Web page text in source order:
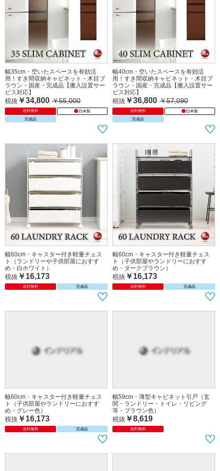
幅35cm・空いたスペースを有効活
用！すき間収納キャビネット・木目ブ
ラウン・国産・完成品【搬入設置サー
ビス対応】
税抜 ￥34,800 ￥55,000
送料無料
日本製
完成品
幅40cm・空いたスペースを有効活
用！すき間収納キャビネット・木目ブ
ラウン・国産・完成品【搬入設置サー
ビス対応】
税抜 ￥36,800 ￥57,090
送料無料
日本製
完成品
幅60cm・キャスター付き軽量チェス
ト（ランドリーや子供部屋におすす
め・白ホワイト）
税抜 ￥16,173
送料無料 完成品
幅60cm・キャスター付き軽量チェス
ト（子供部屋やランドリーにおすす
め・ダークブラウン）
税抜 ￥16,173
送料無料 完成品
幅60cm・キャスター付き軽量チェス
ト（子供部屋やランドリーにおすす
め・グレー色）
税抜 ￥16,173
送料無料 完成品
幅59cm・薄型キャビネット引戸（玄
関・ランドリー・トイレ・リビング
等・ブラウン色）
税抜 ￥8,619
送料無料